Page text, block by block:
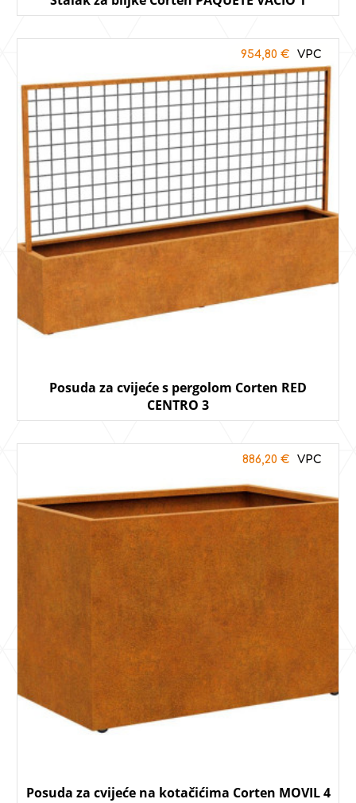
Posuda za cvijeće s pergolom Corten RED
CENTRO 3
954,80 €
Posuda za cvijeće na kotačićima Corten MOVIL 4
886,20 €